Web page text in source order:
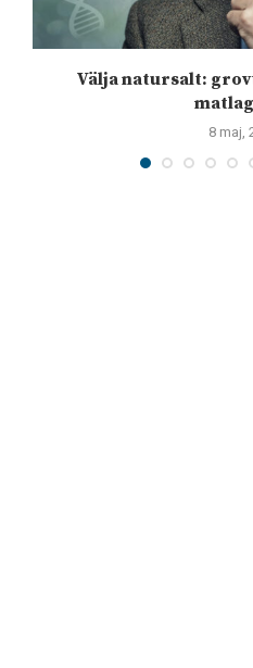
Välja natursalt:
8 maj,